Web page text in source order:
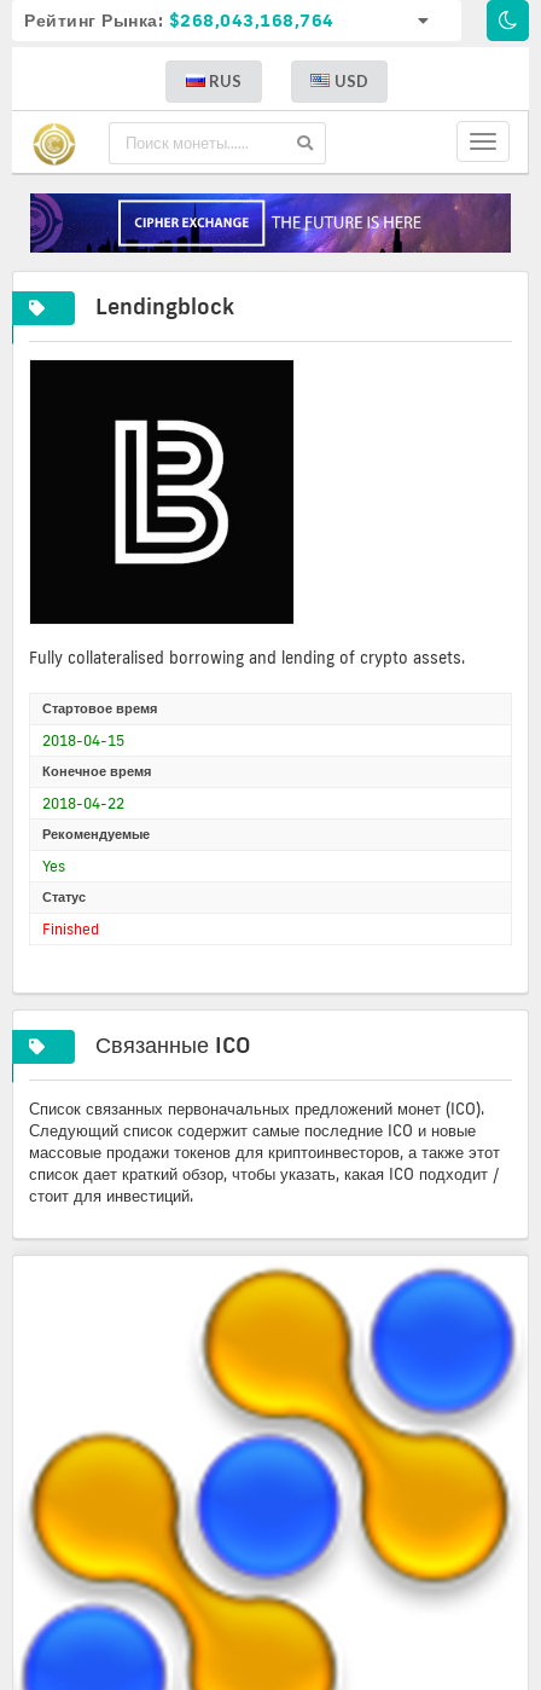
Рейтинг Рынка: $268,043,168,764
RUS USD
Toggle
Lendingblock
Fully collateralised borrowing and lending of crypto assets.
Стартовое время
2018-04-15
Конечное время
2018-04-22
Рекомендуемые
Yes
Статус
Finished
Связанные ICO
Список связанных первоначальных предложений монет (ICO).
Следующий список содержит самые последние ICO и новые
массовые продажи токенов для криптоинвесторов, а также этот
список дает краткий обзор, чтобы указать, какая ICO подходит /
стоит для инвестиций.